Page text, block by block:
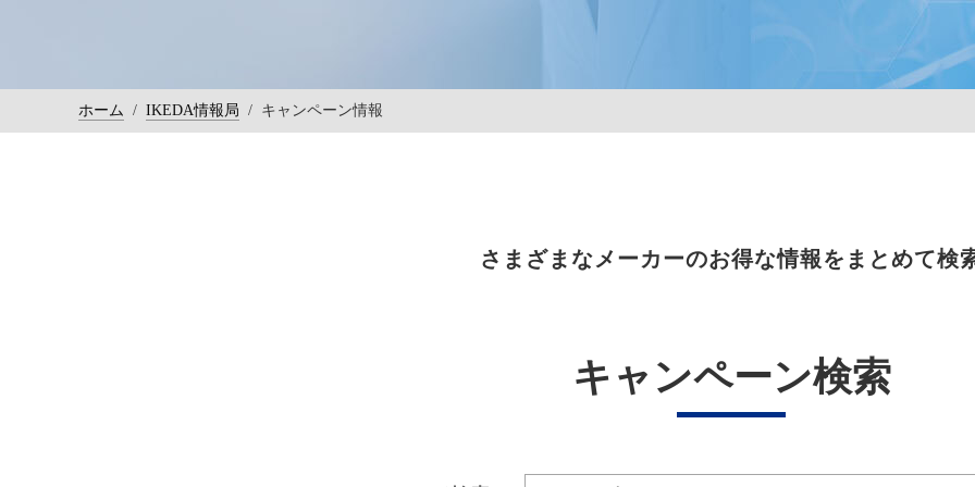
ホーム / IKEDA情報局 / キャンペーン情報
さまざまなメーカーのお得な情報をまとめて検
キャンペーン検索